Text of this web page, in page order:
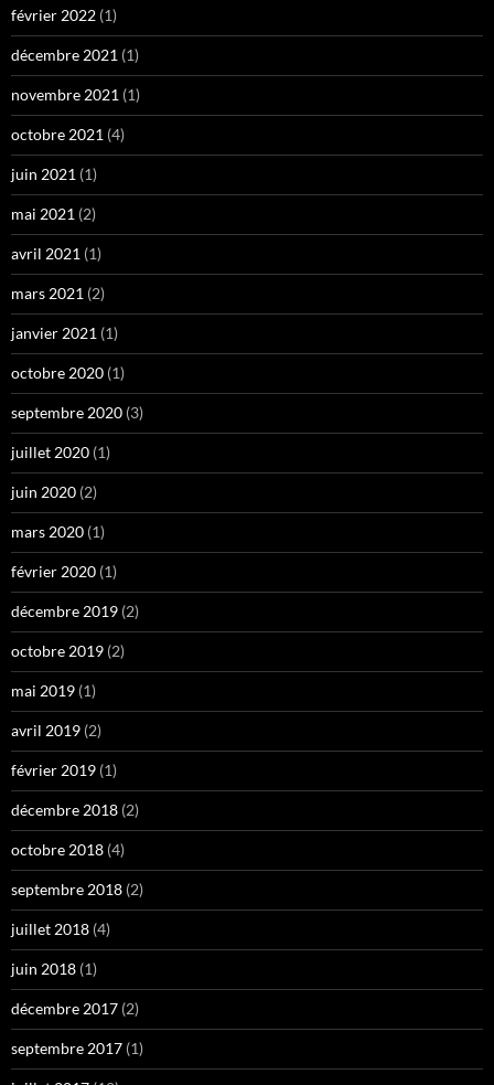
février 2022 (1)
décembre 2021 (1)
novembre 2021 (1)
octobre 2021 (4)
juin 2021 (1)
mai 2021 (2)
avril 2021 (1)
mars 2021 (2)
janvier 2021 (1)
octobre 2020 (1)
septembre 2020 (3)
juillet 2020 (1)
juin 2020 (2)
mars 2020 (1)
février 2020 (1)
décembre 2019 (2)
octobre 2019 (2)
mai 2019 (1)
avril 2019 (2)
février 2019 (1)
décembre 2018 (2)
octobre 2018 (4)
septembre 2018 (2)
juillet 2018 (4)
juin 2018 (1)
décembre 2017 (2)
septembre 2017 (1)